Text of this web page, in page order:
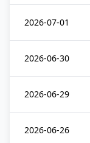
2026-07-01
2026-06-30
2026-06-29
2026-06-26